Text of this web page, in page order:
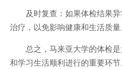
及时复查：如果体检结果异
治疗，以免影响健康和生活质量
总之，马来亚大学的体检是
和学习生活顺利进行的重要环